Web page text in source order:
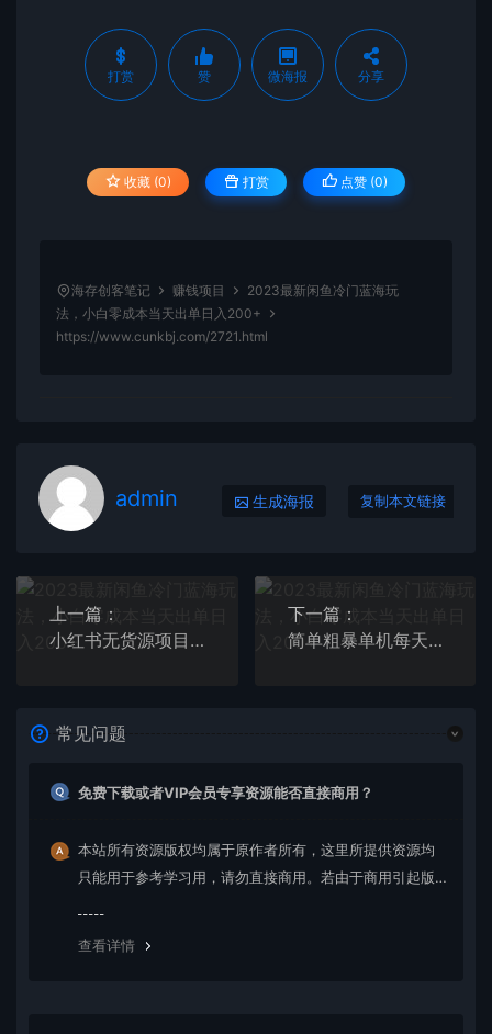
打赏 赞 微海报 分享
收藏 (0) 打赏 点赞 (0)
海存创客笔记 赚钱项目
2023最新闲鱼冷门蓝海玩
法，小白零成本当天出单日入200+
https://www.cunkbj.com/2721.html
admin 生成海报 复制本文链接
上一篇：
小红书无货源项目：从0-1从开店到爆单 单店30万销售额 利润50%【5月更新】
下一篇：
简单粗暴单机每天10到50，听潮阁学社暴力搬运 2分钟一条小说推文视频教程完整版
常见问题
免费下载或者VIP会员专享资源能否直接商用？
本站所有资源版权均属于原作者所有，这里所提供资源均
只能用于参考学习用，请勿直接商用。若由于商用引起版
查看详情